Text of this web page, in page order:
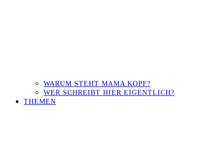
WARUM STEHT MAMA KOPF?
WER SCHREIBT HIER EIGENTLICH?
THEMEN